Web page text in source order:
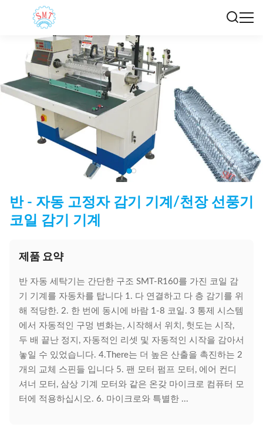
반 - 자동 고정자 감기 기계/천장 선풍기
코일 감기 기계
제품 요약
반 자동 세탁기는 간단한 구조 SMT-R160를 가진 코일 감
기 기계를 자동차를 탑니다 1. 다 연결하고 다 층 감기를 위
해 적당한. 2. 한 번에 동시에 바람 1-8 코일. 3 통제 시스템
에서 자동적인 구멍 변화는, 시작해서 위치, 헛도는 시작,
두 배 끝난 정지, 자동적인 리셋 및 자동적인 시작을 감아서
놓일 수 있었습니다. 4.There는 더 높은 산출을 촉진하는 2
개의 교체 스핀들 입니다 5. 팬 모터 펌프 모터, 에어 컨디
셔너 모터, 삼상 기계 모터와 같은 온갖 마이크로 컴퓨터 모
터에 적용하십시오. 6. 마이크로와 특별한 ...